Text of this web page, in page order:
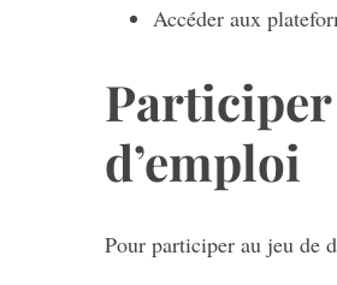
Accéder aux
Participer
d’emploi
Pour participer au jeu de